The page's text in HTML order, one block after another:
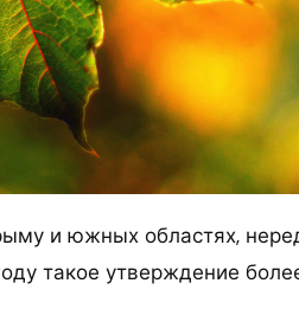
и южных областях,
такое утверждение